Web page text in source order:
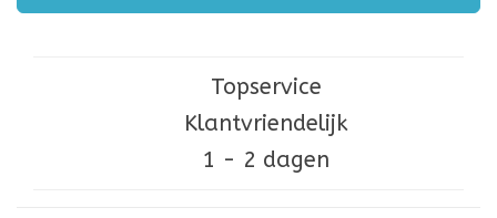
Topservice
Klantvriendelijk
1 - 2 dagen